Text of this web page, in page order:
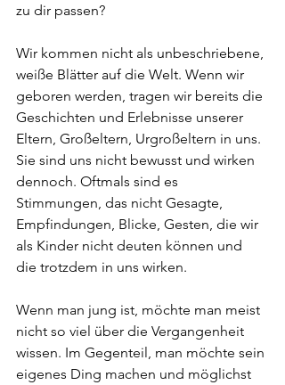
zu dir passen?
Wir kommen nicht als unbeschriebene,
weiße Blätter auf die Welt. Wenn wir
geboren werden, tragen wir bereits die
Geschichten und Erlebnisse unserer
Eltern, Großeltern, Urgroßeltern in uns.
Sie sind uns nicht bewusst und wirken
dennoch. Oftmals sind es
Stimmungen, das nicht Gesagte,
Empfindungen, Blicke, Gesten, die wir
als Kinder nicht deuten können und
die trotzdem in uns wirken.
Wenn man jung ist, möchte man meist
nicht so viel über die Vergangenheit
wissen. Im Gegenteil, man möchte sein
eigenes Ding machen und möglichst